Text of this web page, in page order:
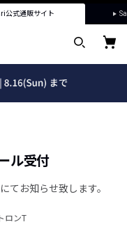
公式通販サイト
ル受付
てお知らせ致します。
ロンT